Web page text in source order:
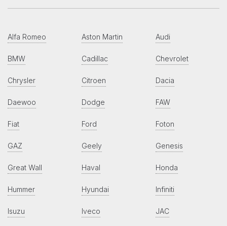
Alfa Romeo Aston Martin Audi
BMW Cadillac Chevrolet
Chrysler Citroen Dacia
Daewoo Dodge FAW
Fiat Ford Foton
GAZ Geely Genesis
Great Wall Haval Honda
Hummer Hyundai Infiniti
Isuzu Iveco JAC